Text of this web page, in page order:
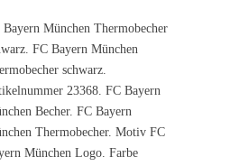
Bayern München Thermobecher
FC Bayern München
schwarz.
23368. FC Bayern
Becher. FC Bayern
Thermobecher. Motiv FC
München Logo. Farbe